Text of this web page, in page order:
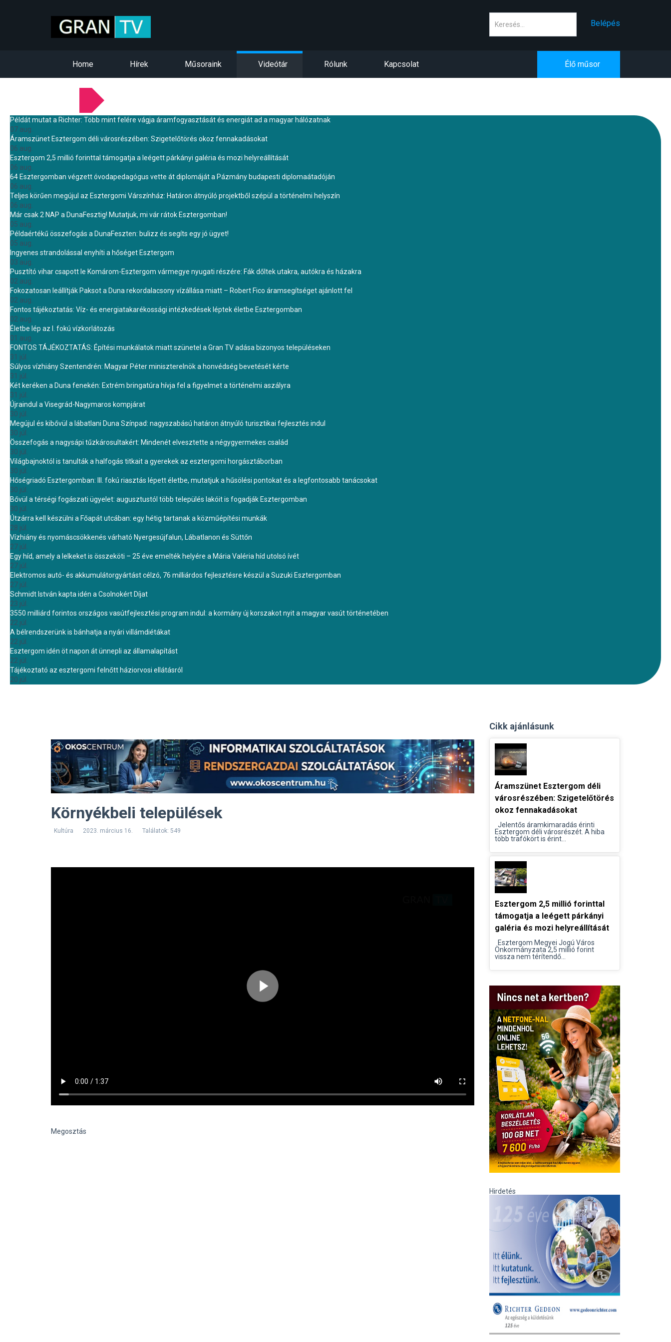
Belépés
Home Hírek Műsoraink Videótár Rólunk Kapcsolat Élő műsor
Példát mutat a Richter: Több mint felére vágja áramfogyasztását és energiát ad a magyar hálózatnak
07 aug.
Áramszünet Esztergom déli városrészében: Szigetelőtörés okoz fennakadásokat
06 aug.
Esztergom 2,5 millió forinttal támogatja a leégett párkányi galéria és mozi helyreállítását
06 aug.
64 Esztergomban végzett óvodapedagógus vette át diplomáját a Pázmány budapesti diplomaátadóján
06 aug.
Teljes körűen megújul az Esztergomi Várszínház: Határon átnyúló projektből szépül a történelmi helyszín
06 aug.
Már csak 2 NAP a DunaFesztig! Mutatjuk, mi vár rátok Esztergomban!
05 aug.
Példaértékű összefogás a DunaFeszten: bulizz és segíts egy jó ügyet!
05 aug.
Ingyenes strandolással enyhíti a hőséget Esztergom
03 aug.
Pusztító vihar csapott le Komárom-Esztergom vármegye nyugati részére: Fák dőltek utakra, autókra és házakra
02 aug.
Fokozatosan leállítják Paksot a Duna rekordalacsony vízállása miatt – Robert Fico áramsegítséget ajánlott fel
02 aug.
Fontos tájékoztatás: Víz- és energiatakarékossági intézkedések léptek életbe Esztergomban
02 aug.
Életbe lép az I. fokú vízkorlátozás
01 aug.
FONTOS TÁJÉKOZTATÁS: Építési munkálatok miatt szünetel a Gran TV adása bizonyos településeken
31 júl.
Súlyos vízhiány Szentendrén: Magyar Péter miniszterelnök a honvédség bevetését kérte
31 júl.
Két keréken a Duna fenekén: Extrém bringatúra hívja fel a figyelmet a történelmi aszályra
31 júl.
Újraindul a Visegrád-Nagymaros kompjárat
30 júl.
Megújul és kibővül a lábatlani Duna Színpad: nagyszabású határon átnyúló turisztikai fejlesztés indul
30 júl.
Összefogás a nagysápi tűzkárosultakért: Mindenét elvesztette a négygyermekes család
30 júl.
Világbajnoktól is tanulták a halfogás titkait a gyerekek az esztergomi horgásztáborban
30 júl.
Hőségriadó Esztergomban: III. fokú riasztás lépett életbe, mutatjuk a hűsölési pontokat és a legfontosabb tanácsokat
30 júl.
Bővül a térségi fogászati ügyelet: augusztustól több település lakóit is fogadják Esztergomban
30 júl.
Útzárra kell készülni a Főapát utcában: egy hétig tartanak a közműépítési munkák
28 júl.
Vízhiány és nyomáscsökkenés várható Nyergesújfalun, Lábatlanon és Süttőn
27 júl.
Egy híd, amely a lelkeket is összeköti – 25 éve emelték helyére a Mária Valéria híd utolsó ívét
27 júl.
Elektromos autó- és akkumulátorgyártást célzó, 76 milliárdos fejlesztésre készül a Suzuki Esztergomban
27 júl.
Schmidt István kapta idén a Csolnokért Díjat
23 júl.
3550 milliárd forintos országos vasútfejlesztési program indul: a kormány új korszakot nyit a magyar vasút történetében
22 júl.
A bélrendszerünk is bánhatja a nyári villámdiétákat
22 júl.
Esztergom idén öt napon át ünnepli az államalapítást
22 júl.
Tájékoztató az esztergomi felnőtt háziorvosi ellátásról
20 júl.
Környékbeli települések
Kultúra 2023. március 16. Találatok: 549
Megosztás
Cikk ajánlásunk
Áramszünet Esztergom déli
városrészében: Szigetelőtörés
okoz fennakadásokat
Jelentős áramkimaradás érinti
Esztergom déli városrészét. A hiba
több trafókört is érint...
Esztergom 2,5 millió forinttal
támogatja a leégett párkányi
galéria és mozi helyreállítását
Esztergom Megyei Jogú Város
Önkormányzata 2,5 millió forint
vissza nem térítendő...
Hirdetés